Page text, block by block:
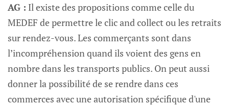
AG : Il existe des propositions comme celle du
MEDEF de permettre le clic and collect ou les retraits
sur rendez-vous. Les commerçants sont dans
l’incompréhension quand ils voient des gens en
nombre dans les transports publics. On peut aussi
donner la possibilité de se rendre dans ces
commerces avec une autorisation spécifique d'une